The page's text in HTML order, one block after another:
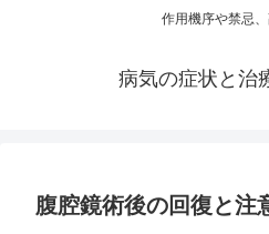
作用機序や禁忌
病気の症状と治
腹腔鏡術後の回復と注